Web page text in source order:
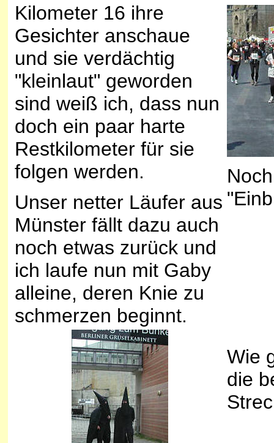
Kilometer 16 ihre
Gesichter anschaue
und sie verdächtig
"kleinlaut" geworden
sind weiß ich, dass nun
doch ein paar harte
Restkilometer für sie
folgen werden.
Unser netter Läufer aus
Münster fällt dazu auch
noch etwas zurück und
ich laufe nun mit Gaby
alleine, deren Knie zu
schmerzen beginnt.
Wie
die